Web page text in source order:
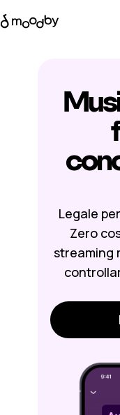
Legale
Zero
streaming